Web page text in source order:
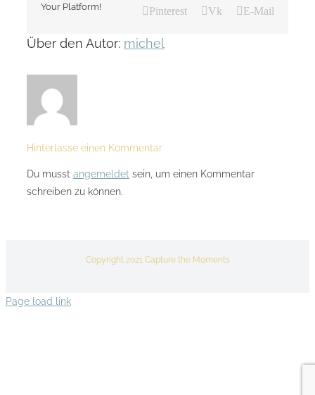
Your Platform!
Pinterest
Vk E-Mail
Über den Autor: michel
Hinterlasse einen Kommentar
Du musst angemeldet sein, um einen Kommentar
schreiben zu können.
Copyright 2021 Capture the Moments
Page load link